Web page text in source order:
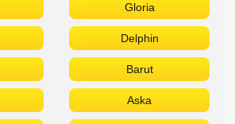
Gloria
Delphin
Barut
Aska